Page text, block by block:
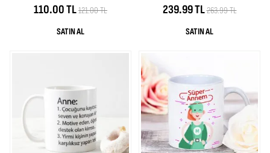
110.00 TL121.00 TL 239.99 TL263.99 TL